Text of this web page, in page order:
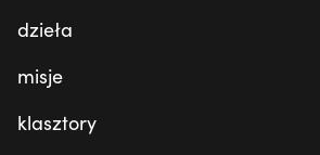
dzieła
misje
klasztory